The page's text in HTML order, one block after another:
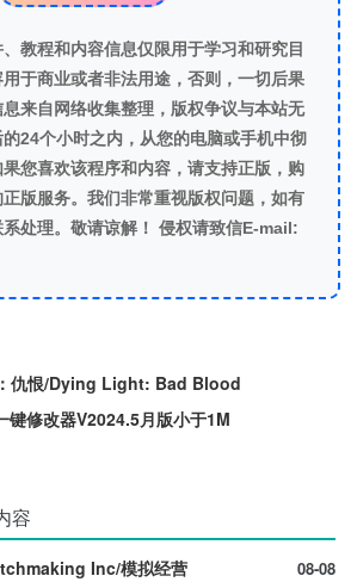
教程和内容信息仅限用于学习和研究目
于商业或者非法用途，否则，一切后果
来自网络收集整理，版权争议与本站无
24个小时之内，从您的电脑或手机中彻
您喜欢该程序和内容，请支持正版，购
版服务。我们非常重视版权问题，如有
处理。敬请谅解！ 侵权请致信E-mail:
仇恨/Dying Light: Bad Blood
键修改器V2024.5月版小于1M
容
08-08
Inc/模拟经营